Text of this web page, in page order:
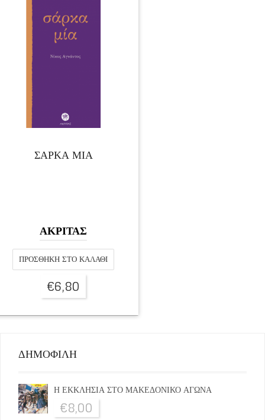
ΣΑΡΚΑ ΜΙΑ
ΑΚΡΙΤΑΣ
ΠΡΟΣΘΉΚΗ ΣΤΟ ΚΑΛΆΘΙ
€6,80
ΔΗΜΟΦΙΛΗ
Η ΕΚΚΛΗΣΙΑ ΣΤΟ ΜΑΚΕΔΟΝΙΚΟ ΑΓΩΝΑ
€8,00